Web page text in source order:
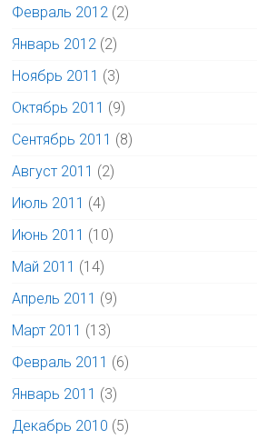
Февраль 2012 (2)
Январь 2012 (2)
Ноябрь 2011 (3)
Октябрь 2011 (9)
Сентябрь 2011 (8)
Август 2011 (2)
Июль 2011 (4)
Июнь 2011 (10)
Май 2011 (14)
Апрель 2011 (9)
Март 2011 (13)
Февраль 2011 (6)
Январь 2011 (3)
Декабрь 2010 (5)